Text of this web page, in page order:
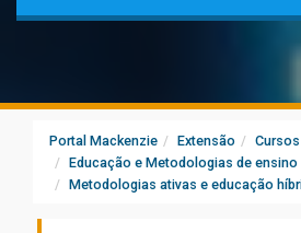
Portal Mackenzie Extensão
Educação e Metodologias de ensino
Metodologias ativas e educação